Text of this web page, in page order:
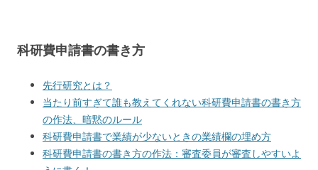
科研費申請書の書き方
先行研究とは？
当たり前すぎて誰も教えてくれない科研費申請書の書き方
の作法、暗黙のルール
科研費申請書で業績が少ないときの業績欄の埋め方
科研費申請書の書き方の作法：審査委員が審査しやすいよ